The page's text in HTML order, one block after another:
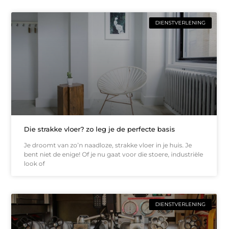
DIENSTVERLENING
Die strakke vloer? zo leg je de perfecte basis
Je droomt van zo’n naadloze, strakke vloer in je huis. Je
bent niet de enige! Of je nu gaat voor die stoere, industriële
look of
DIENSTVERLENING